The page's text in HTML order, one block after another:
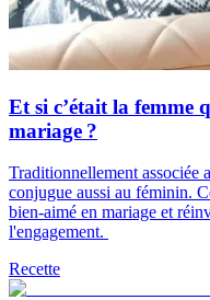
Et si c’était la femme
mariage ?
Traditionnellement associée
conjugue aussi au féminin.
bien-aimé en mariage et
l'engagement.
Recette